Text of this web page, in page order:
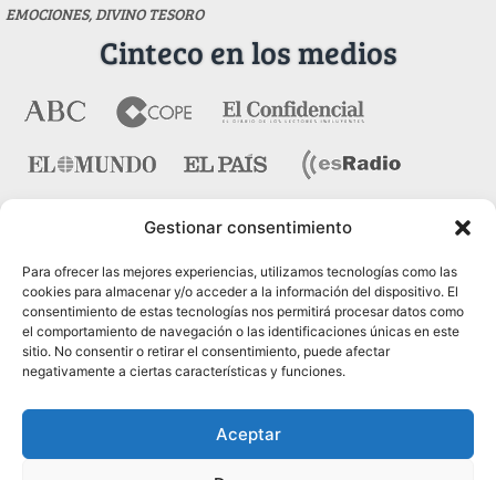
Gestionar consentimiento
Para ofrecer las mejores experiencias, utilizamos tecnologías como las
cookies para almacenar y/o acceder a la información del dispositivo. El
consentimiento de estas tecnologías nos permitirá procesar datos como
el comportamiento de navegación o las identificaciones únicas en este
sitio. No consentir o retirar el consentimiento, puede afectar
negativamente a ciertas características y funciones.
Aceptar
EMOCIONES, DIVINO TESORO
Cinteco en los medios
Contacto
Pza. del Marqués de Salamanca nº 10, bajo dcha. 28006
Madrid
Fax.:
Web:www.cinteco.com